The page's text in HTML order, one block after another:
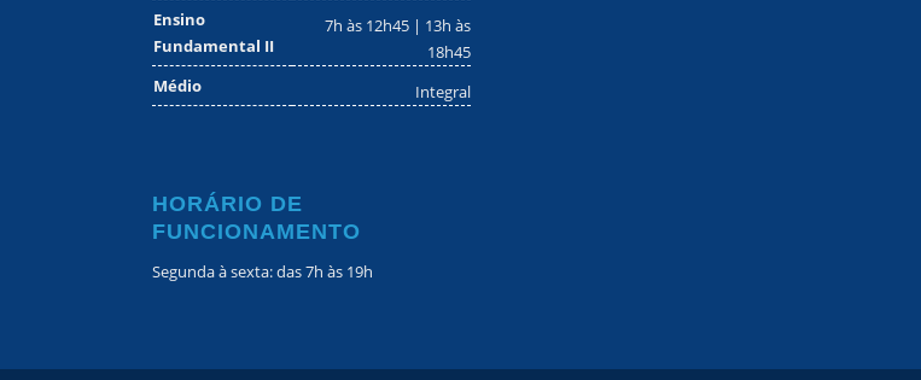
Ensino
Fundamental II
7h às 12h45 | 13h às
18h45
Médio
Integral
HORÁRIO DE
FUNCIONAMENTO
Segunda à sexta: das 7h às 19h